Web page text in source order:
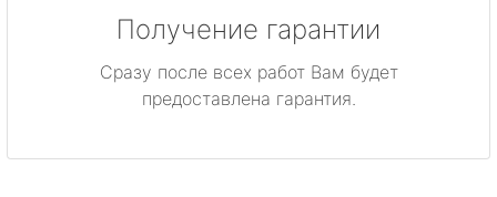
Получение гарантии
Сразу после всех работ Вам будет
предоставлена гарантия.